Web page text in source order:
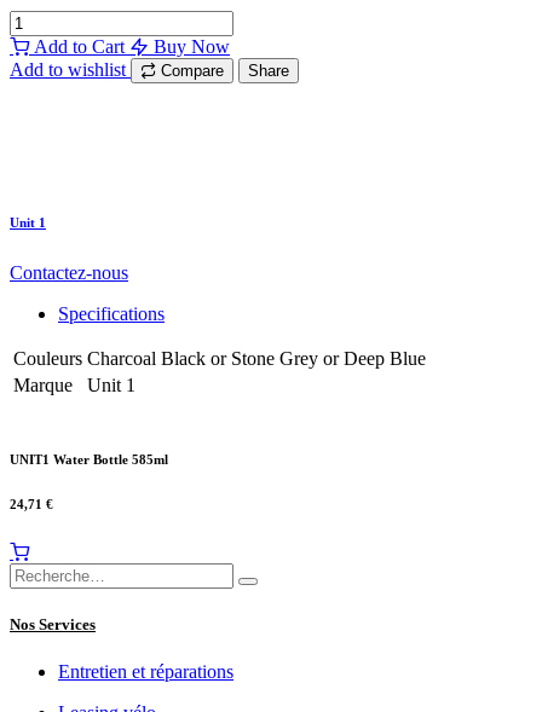
Add to Cart
Buy Now
Add to wishlist
Compare Share
Unit 1
Contactez-nous
Specifications
Couleurs Charcoal Black or Stone Grey orDeep Blue
Marque
Unit 1
UNIT1 Water Bottle 585ml
24,71 €
Nos Services
Entretien et réparations